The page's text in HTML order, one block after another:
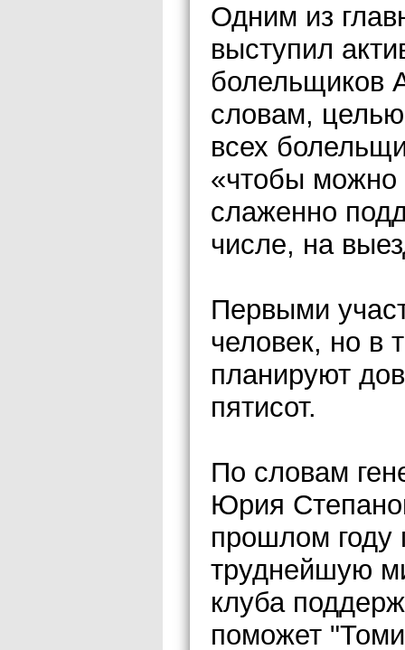
Одним из
выступил
болельщиков
словам,
всех
«чтобы можно
слаженно
числе, на
Первыми
человек, но в
планируют
пятисот.
По словам
Юрия
прошлом году
труднейшую
клуба
поможет